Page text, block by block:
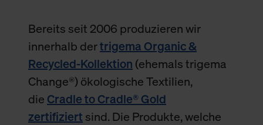
Bereits seit 2006 produzieren wir
innerhalb dertrigema Organic &
Recycled-Kollektion (ehemals trigema
Change®) ökologische Textilien,
die Cradle to Cradle® Gold
zertifiziert sind. Die Produkte, welche